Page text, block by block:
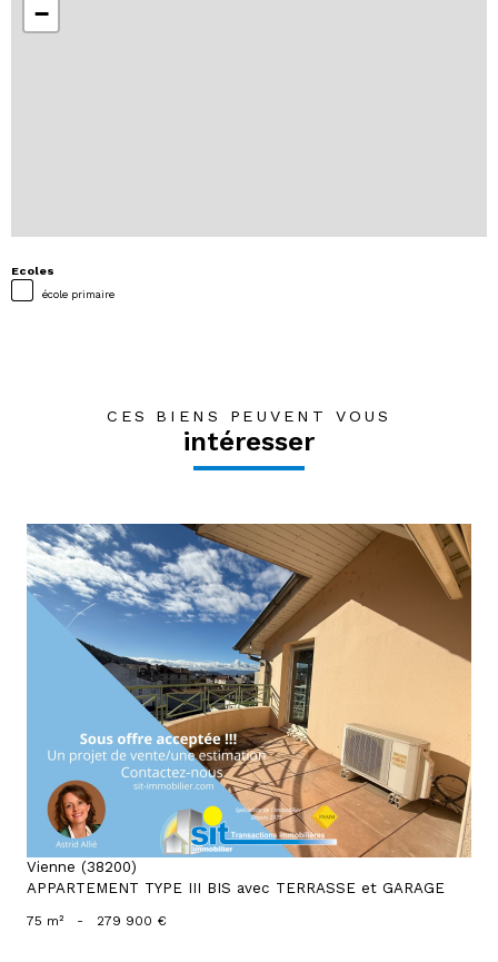
−
Ecoles
école primaire
CES BIENS PEUVENT VOUS
intéresser
voir le bien
Vienne (38200)
APPARTEMENT TYPE III BIS avec TERRASSE et GARAGE
75 m² - 279 900 €